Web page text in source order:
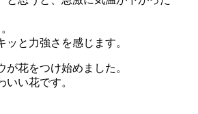
ッと力強さを感じます。
が花をつけ始めました。
いい花です。